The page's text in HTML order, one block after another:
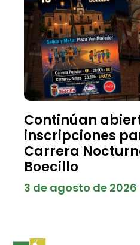
Continúan
inscripciones
Carrera
Boecillo
3 de agosto de 2026